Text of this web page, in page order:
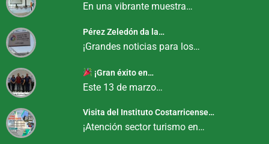
En una vibrante muestra…
Pérez Zeledón da la…
¡Grandes noticias para los…
¡Gran éxito en…
Este 13 de marzo…
Visita del Instituto Costarricense…
¡Atención sector turismo en…